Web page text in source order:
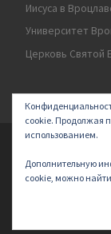
Иисуса в
Университет
Церковь Святой
cookie. Продолжая
использованием.
Дополнительную
cookie, можно найти